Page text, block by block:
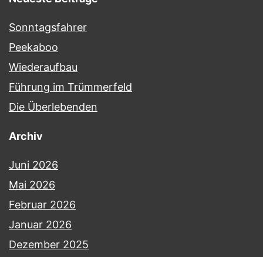
Sonntagsfahrer
Peekaboo
Wiederaufbau
Führung im Trümmerfeld
Die Überlebenden
Archiv
Juni 2026
Mai 2026
Februar 2026
Januar 2026
Dezember 2025